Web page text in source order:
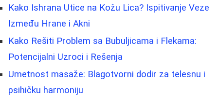
Kako Ishrana Utice na Kožu Lica? Ispitivanje Veze
Između Hrane i Akni
Kako Rešiti Problem sa Bubuljicama i Flekama:
Potencijalni Uzroci i Rešenja
Umetnost masaže: Blagotvorni dodir za telesnu i
psihičku harmoniju